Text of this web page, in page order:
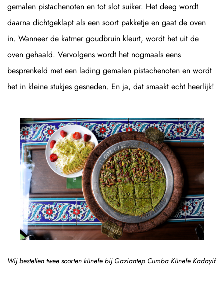
gemalen pistachenoten en tot slot suiker. Het deeg wordt
daarna dichtgeklapt als een soort pakketje en gaat de oven
in. Wanneer de katmer goudbruin kleurt, wordt het uit de
oven gehaald. Vervolgens wordt het nogmaals eens
besprenkeld met een lading gemalen pistachenoten en wordt
het in kleine stukjes gesneden. En ja, dat smaakt echt heerlijk!
Wij bestellen twee soorten künefe bij Gaziantep Cumba Künefe Kadayif